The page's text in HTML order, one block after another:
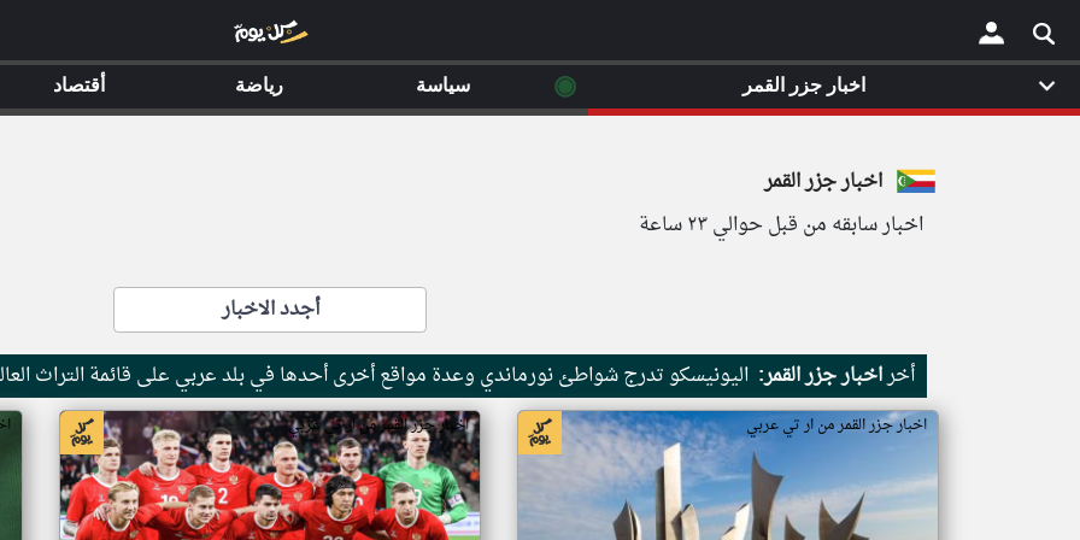
×
اخبار جزر القمر
اخبار سابقه من قبل حوالي ٢٣ ساعة
أجدد الاخبار
أخراخبار جزر القمر: اليونيسكو تدرج شواطئ نورماندي وعدة مواقع أخرى أحدها في بلد عربي على قائمة التراث
اخبار جزر القمر من ار تي عربي اخبار جزر القمر من ار تي عربي
اخبار جزر القمر ◉ سياسة رياضة أقتصاد